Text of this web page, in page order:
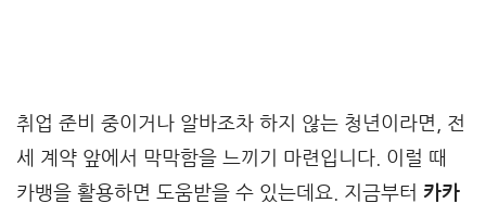
취업 준비 중이거나 알바조차 하지 않는 청년이라면, 전
세 계약 앞에서 막막함을 느끼기 마련입니다. 이럴 때
카뱅을 활용하면 도움받을 수 있는데요. 지금부터 카카